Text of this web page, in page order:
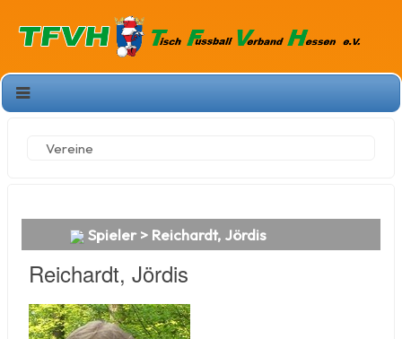
Vereine
Spieler > Reichardt, Jördis
Reichardt, Jördis